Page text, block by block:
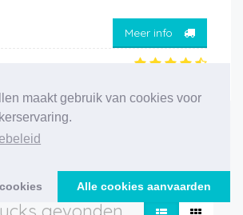
maakt gebruik van cookies voor
Alle cookies aanvaarden
Meer info
4 5